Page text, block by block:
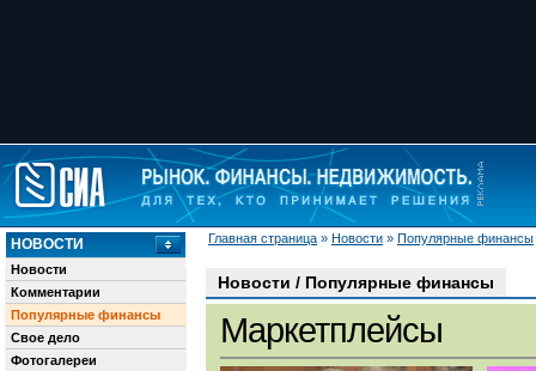
Главная страница » Новости » Популярные финансы
НОВОСТИ
Новости
Комментарии
Популярные финансы
Свое дело
Фотогалереи
Новости / Популярные финансы
Маркетплейсы